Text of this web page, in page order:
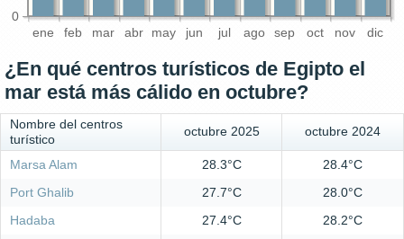
ene feb mar abr may jun jul ago sep oct nov dic
0
¿En qué centros turísticos de Egipto el
mar está más cálido en octubre?
Nombre del centros
turístico
octubre 2025 octubre 2024
Marsa Alam 28.3°C
28.4°C
Port Ghalib
27.7°C
28.0°C
Hadaba
27.4°C
28.2°C